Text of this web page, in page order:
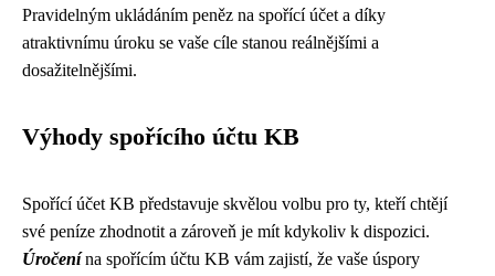
Pravidelným ukládáním peněz na spořící účet a díky
atraktivnímu úroku se vaše cíle stanou reálnějšími a
dosažitelnějšími.
Výhody spořícího účtu KB
Spořící účet KB představuje skvělou volbu pro ty, kteří chtějí
své peníze zhodnotit a zároveň je mít kdykoliv k dispozici.
Úročenína spořícím účtu KB vám zajistí, že vaše úspory